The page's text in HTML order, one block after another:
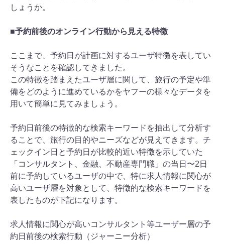
しょうか。
■予約前後のオンライン行動から見える特徴
ここまで、予約日が計画に対するユーザ特徴を表してい
そうなことを確認してきました。
この特徴を踏まえたユーザ層に関して、旅行の予定や準
備をどのように進めているかをヤフーの様々なデータを
用いて簡単に見てみましょう。
予約日前後の特徴的な検索キーワードを抽出して分析す
ることで、旅行の目的やニーズなどが見えてきます。チ
ェックイン日と予約日が比較的近い特徴を示していた
「コンサルタント、金融、不動産専門職」の当日〜2日
前に予約しているユーザの中で、特に求人情報に関心が
高いユーザ層を対象として、特徴的な検索キーワードを
表したものが下記になります。
求人情報に関心が高いコンサルタント等ユーザー層の予
約日前後の検索行動（ジャーニー分析）